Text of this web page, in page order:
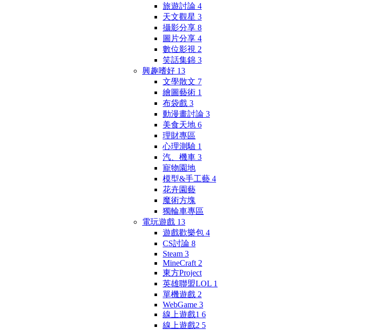
旅遊討論 4
天文觀星 3
攝影分享 8
圖片分享 4
數位影視 2
笑話集錦 3
興趣嗜好 13
文學散文 7
繪圖藝術 1
布袋戲 3
動漫畫討論 3
美食天地 6
理財專區
心理測驗 1
汽、機車 3
寵物園地
模型&手工藝 4
花卉園藝
魔術方塊
獨輪車專區
電玩遊戲 13
遊戲歡樂包 4
CS討論 8
Steam 3
MineCraft 2
東方Project
英雄聯盟LOL 1
單機遊戲 2
WebGame 3
線上遊戲1 6
線上遊戲2 5